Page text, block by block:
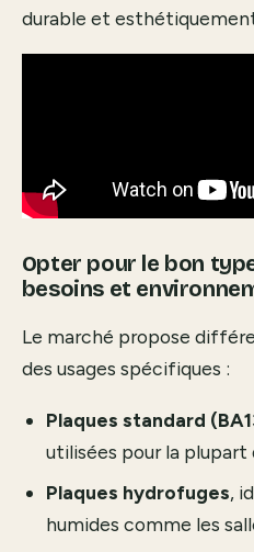
durable et
Opter pour le bon
besoins et
Le marché propose
des usages spécifiques :
Plaques standard
utilisées pour la plupart
Plaques hydrofuges,
humides comme les